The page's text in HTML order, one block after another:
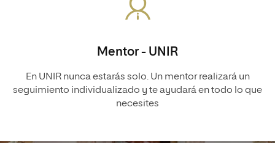
Mentor - UNIR
En UNIR nunca estarás solo. Un mentor realizará un
seguimiento individualizado y te ayudará en todo lo que
necesites